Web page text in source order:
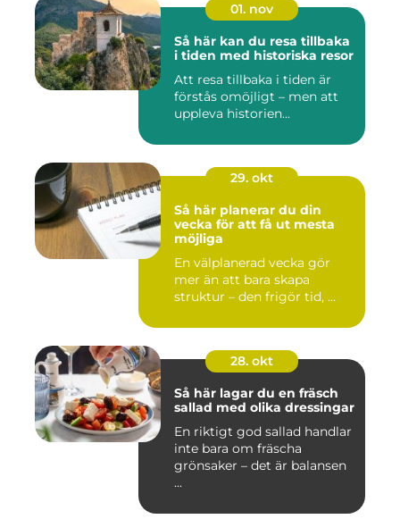
01. nov
Så här kan du resa tillbaka
i tiden med historiska resor
Att resa tillbaka i tiden är
förstås omöjligt – men att
uppleva historien...
29. okt
Så här planerar du din
vecka för att få ut mesta
möjliga
En välplanerad vecka gör
mer än att bara skapa
struktur – den frigör tid, ...
28. okt
Så här lagar du en fräsch
sallad med olika dressingar
En riktigt god sallad handlar
inte bara om fräscha
grönsaker – det är balansen
...